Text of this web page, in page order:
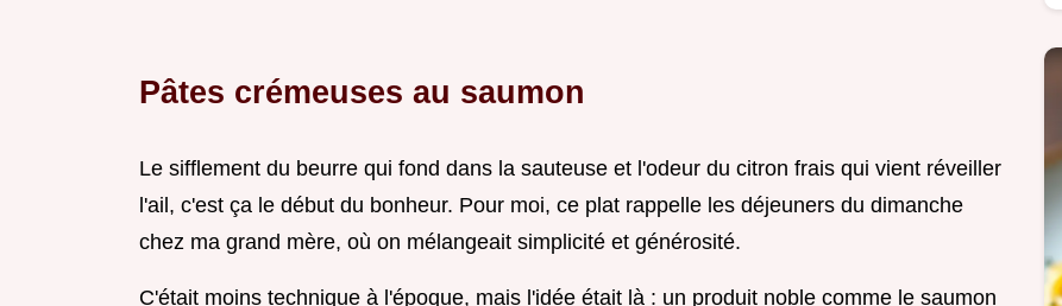
Pâtes crémeuses au saumon
Le sifflement du beurre qui fond dans la sauteuse et l'odeur du citron frais qui vient réveiller
l'ail, c'est ça le début du bonheur. Pour moi, ce plat rappelle les déjeuners du dimanche
chez ma grand mère, où on mélangeait simplicité et générosité.
C'était moins technique à l'époque, mais l'idée était là : un produit noble comme le saumon